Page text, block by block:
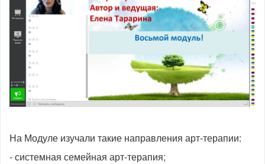
На Модуле изучали такие направления арт-терапии:
- системная семейная арт-терапия;